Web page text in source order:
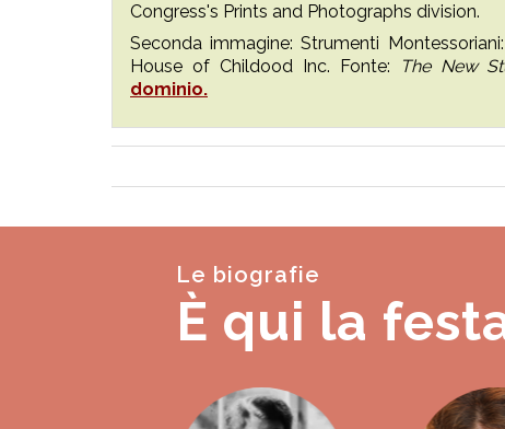
Congress's Prints and Photographs division.
Seconda immagine: Strumenti
House of Childood Inc. Fonte:
The New
dominio.
Le biografie
È qui la